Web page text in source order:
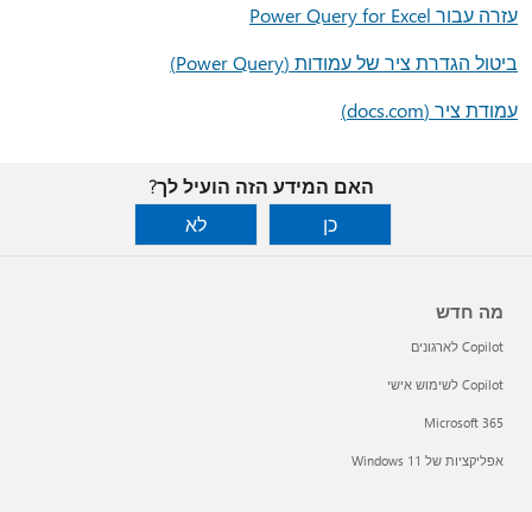
עזרה עבור Power Query for Excel
ביטול הגדרת ציר של עמודות (Power Query)
עמודת ציר (docs.com)
האם המידע הזה הועיל לך?
כן
לא
מה חדש
Copilot לארגונים
Copilot לשימוש אישי
Microsoft 365
אפליקציות של Windows 11‏